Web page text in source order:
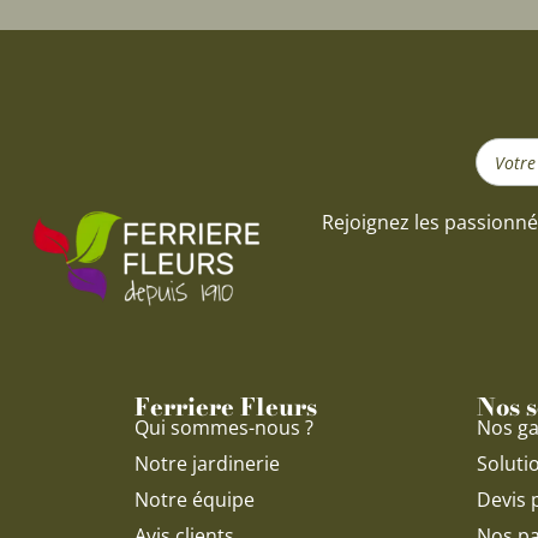
Search
...
Rejoignez les
Ferriere Fleurs
Qui sommes-nous ?
Notre jardinerie
Notre équipe
Nos
Nos
Devis